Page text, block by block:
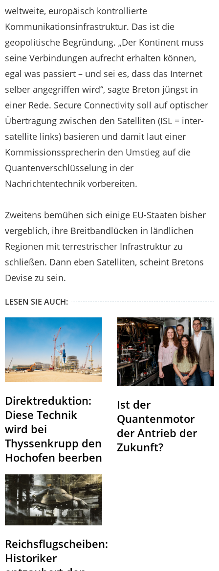
weltweite, europäisch kontrollierte
Kommunikationsinfrastruktur. Das ist die
geopolitische Begründung. „Der Kontinent muss
seine Verbindungen aufrecht erhalten können,
egal was passiert – und sei es, dass das Internet
selber angegriffen wird“, sagte Breton jüngst in
einer Rede. Secure Connectivity soll auf optischer
Übertragung zwischen den Satelliten (ISL = inter-
satellite links) basieren und damit laut einer
Kommissionssprecherin den Umstieg auf die
Quantenverschlüsselung in der
Nachrichtentechnik vorbereiten.
Zweitens bemühen sich einige EU-Staaten bisher
vergeblich, ihre Breitbandlücken in ländlichen
Regionen mit terrestrischer Infrastruktur zu
schließen. Dann eben Satelliten, scheint Bretons
Devise zu sein.
LESEN SIE AUCH:
Direktreduktion:
Diese Technik
wird bei
Thyssenkrupp den
Hochofen beerben
Ist der
Quantenmotor
der Antrieb der
Zukunft?
Reichsflugscheiben:
Historiker